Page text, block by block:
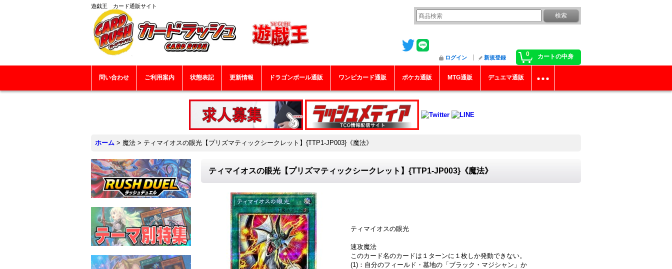
遊戯王 カード通販サイト
0 カートの中身
ログイン 新規登録
問い合わせ ご利用案内 状態表記 更新情報 ドラゴンボール通販 ワンピカード通販 ポケカ通販 MTG通販 デュエマ通販
ホーム > 魔法 > ティマイオスの眼光【プリズマティックシークレット】{TTP1-JP003}《魔法》
ティマイオスの眼光【プリズマティックシークレット】{TTP1-JP003}《魔法》
ティマイオスの眼光
速攻魔法
このカード名のカードは１ターンに１枚しか発動できない。
(1)：自分のフィールド・墓地の「ブラック・マジシャン」か